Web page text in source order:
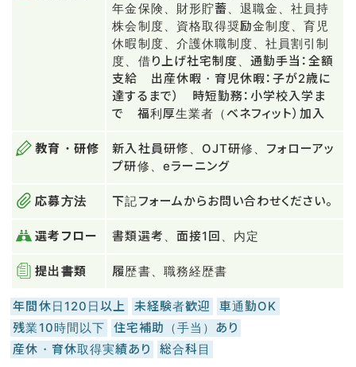
年金保険、財形貯蓄、退職金、社員持
株会制度、資格取得奨励金制度、育児
休暇制度、介護休職制度、社員割引制
度、借り上げ社宅制度、通勤手当：全額
支給 出産休暇・育児休暇：子が2歳に
達するまで） 時短勤務：小学校入学ま
で 福利厚生業者（ベネフィット）加入
教育・研修
新入社員研修、OJT研修、フォローアッ
プ研修、eラーニング
応募方法 下記フォームからお問い合わせください。
選考フロー 書類選考、面接1回、内定
提出書類 履歴書、職務経歴書
年間休日120日以上 未経験者歓迎
車通勤OK
残業10時間以下
住宅補助（手当）あり
産休・育休取得実績あり
総合科目